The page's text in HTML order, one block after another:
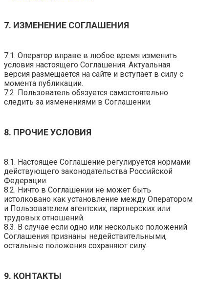
7. ИЗМЕНЕНИЕ СОГЛАШЕНИЯ
7.1. Оператор вправе в любое время изменить
условия настоящего Соглашения. Актуальная
версия размещается на сайте и вступает в силу с
момента публикации.
7.2. Пользователь обязуется самостоятельно
следить за изменениями в Соглашении.
8. ПРОЧИЕ УСЛОВИЯ
8.1. Настоящее Соглашение регулируется нормами
действующего законодательства Российской
Федерации.
8.2. Ничто в Соглашении не может быть
истолковано как установление между Оператором
и Пользователем агентских, партнерских или
трудовых отношений.
8.3. В случае если одно или несколько положений
Соглашения признаны недействительными,
остальные положения сохраняют силу.
9. КОНТАКТЫ